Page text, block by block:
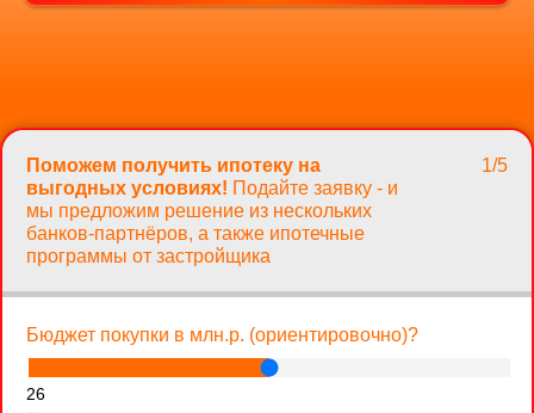
Поможем получить ипотеку на
выгодных условиях! Подайте заявку - и
мы предложим решение из нескольких
банков-партнёров, а также ипотечные
программы от застройщика
1/5
Бюджет покупки в млн.р. (ориентировочно)?
26